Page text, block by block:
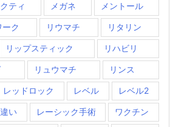
ティ メガネ メントール
ク リウマチ リタリン
リップスティック リハビリ
リュウマチ リンス
レッドロック レベル レベル2
い レーシック手術 ワクチン